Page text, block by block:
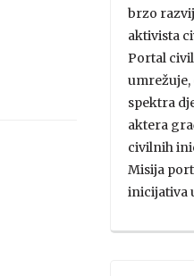
brzo
aktivista
Portal
spektra
aktera
civilnih
Misija
inicijativa